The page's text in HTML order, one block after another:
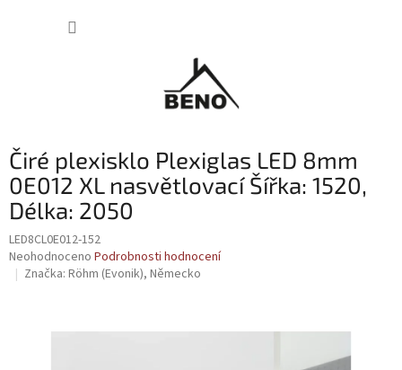
Čiré plexisklo Plexiglas LED 8mm
0E012 XL nasvětlovací Šířka: 1520,
Délka: 2050
LED8CL0E012-152
Průměrné
hodnocení
Neohodnoceno Podrobnosti hodnocení
Značka: Röhm (Evonik), Německo